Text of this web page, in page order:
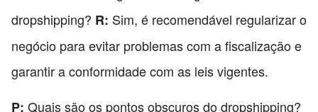
dropshipping? R: Sim, é recomendável regularizar o
negócio para evitar problemas com a fiscalização e
garantir a conformidade com as leis vigentes.
P: Quais são os pontos obscuros do dropshipping?